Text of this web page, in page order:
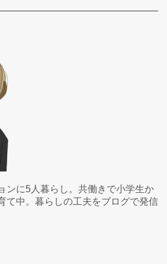
ンに5人暮らし。共働きで小学生か
て中。暮らしの工夫をブログで発信